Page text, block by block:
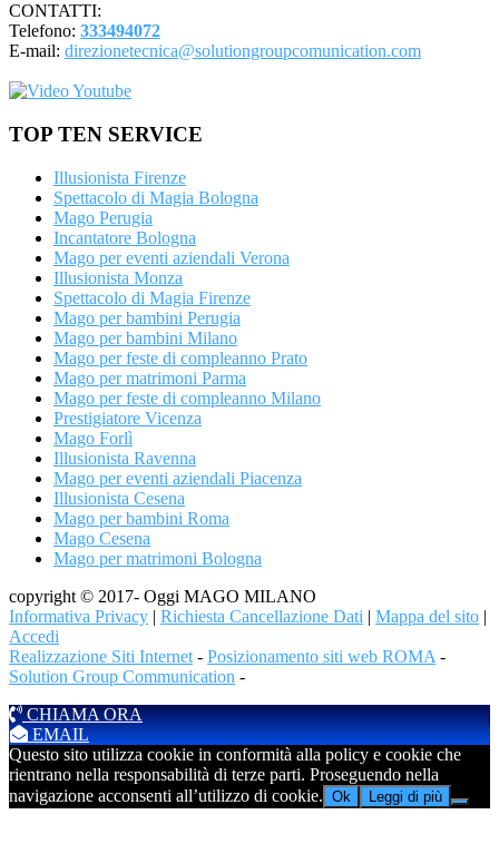
CONTATTI:
Telefono: 333494072
E-mail: direzionetecnica@solutiongroupcomunication.com
TOP TEN SERVICE
Illusionista Firenze
Spettacolo di Magia Bologna
Mago Perugia
Incantatore Bologna
Mago per eventi aziendali Verona
Illusionista Monza
Spettacolo di Magia Firenze
Mago per bambini Perugia
Mago per bambini Milano
Mago per feste di compleanno Prato
Mago per matrimoni Parma
Mago per feste di compleanno Milano
Prestigiatore Vicenza
Mago Forlì
Illusionista Ravenna
Mago per eventi aziendali Piacenza
Illusionista Cesena
Mago per bambini Roma
Mago Cesena
Mago per matrimoni Bologna
copyright © 2017- Oggi MAGO MILANO
Informativa Privacy | Richiesta Cancellazione Dati | Mappa del sito |
Accedi
Realizzazione Siti Internet - Posizionamento siti web ROMA -
Solution Group Communication -
CHIAMA ORA
EMAIL
Questo sito utilizza cookie in conformità alla policy e cookie che
rientrano nella responsabilità di terze parti. Proseguendo nella
navigazione acconsenti all’utilizzo di cookie. Ok Leggi di più